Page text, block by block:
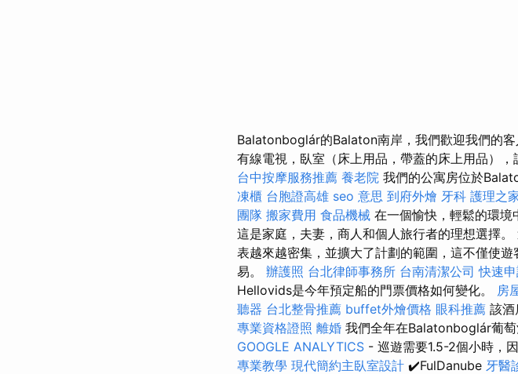
Balatonboglár的Balaton南岸，我們歡迎我們的客
有線電視，臥室（床上用品，帶蓋的床上用品）
台中按摩服務推薦 養老院 我們的公寓房位於
凍櫃 台胞證高雄 seo 意思 到府外燴 牙科 護理之
團隊 搬家費用 食品機械 在一個愉快，輕鬆的環境
這是家庭，夫妻，商人和個人旅行者的理想選擇
表越來越密集，並擴大了計劃的範圍，這不僅使
易。 辦護照 台北律師事務所 台南清潔公司 快速
Hellovids是今年預定船的門票價格如何變化。 房
聽器 台北整骨推薦 buffet外燴價格 眼科推薦 該酒
專業資格證照 離婚 我們全年在Balatonboglár葡
GOOGLE ANALYTICS - 巡遊需要1.5-2個小時，
專業教學 現代簡約主臥室設計 ✔️FulDanube 牙醫